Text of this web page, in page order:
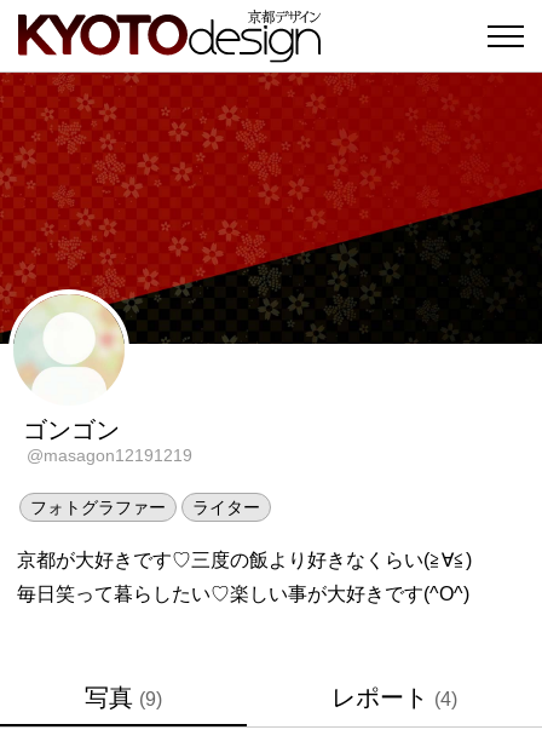
ゴンゴン
@masagon12191219
フォトグラファー ライター
京都が大好きです♡三度の飯より好きなくらい(≧∀≦)
毎日笑って暮らしたい♡楽しい事が大好きです(^O^)
写真 (9) レポート (4)